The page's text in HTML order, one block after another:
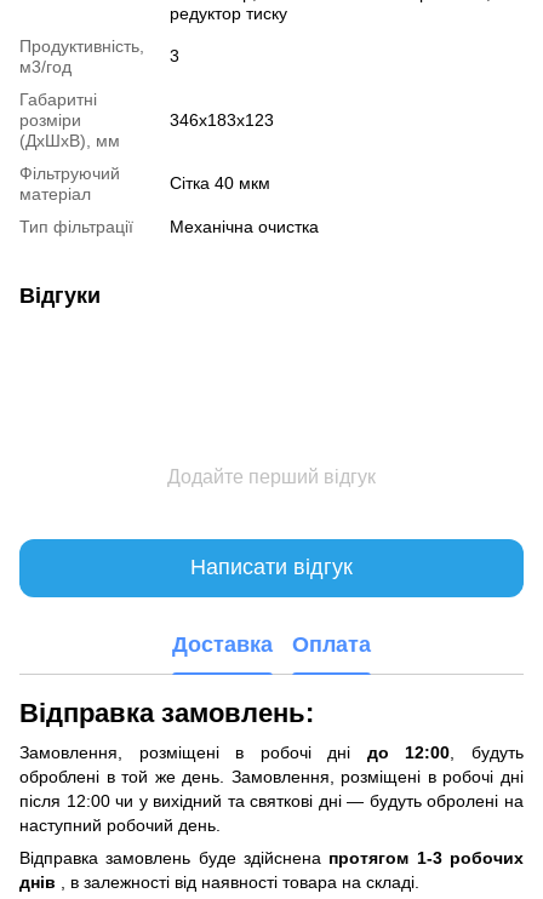
редуктор тиску
Продуктивність,
м3/год
3
Габаритні
розміри
(ДхШхВ), мм
346х183х123
Фільтруючий
матеріал
Сітка 40 мкм
Тип фільтрації Механічна очистка
Відгуки
Додайте перший відгук
Написати відгук
Доставка Оплата
Відправка замовлень:
Замовлення, розміщені в робочі дні до 12:00 , будуть
оброблені в той же день. Замовлення, розміщені в робочі дні
після 12:00 чи у вихідний та святкові дні — будуть обролені на
наступний робочий день.
Відправка замовлень буде здійснена протягом 1-3 робочих
днів , в залежності від наявності товара на складі.